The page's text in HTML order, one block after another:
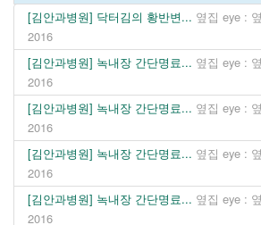
[김안과병원] 닥터김의 황반변... 옆집 eye :
2016
[김안과병원] 녹내장 간단명료... 옆집 eye :
2016
[김안과병원] 녹내장 간단명료... 옆집 eye :
2016
[김안과병원] 녹내장 간단명료... 옆집 eye :
2016
[김안과병원] 녹내장 간단명료... 옆집 eye :
2016